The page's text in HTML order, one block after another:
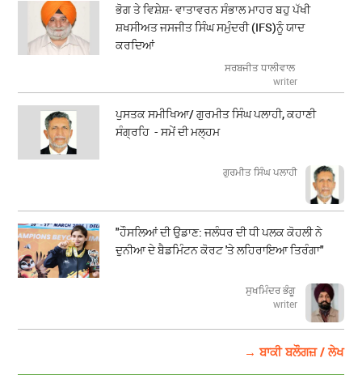
ਭੋਗ ਤੇ ਵਿਸ਼ੇਸ਼- ਵਾਤਾਵਰਨ ਸੰਭਾਲ ਮਾਹਰ ਬਹੁ ਪੱਖੀ
ਸ਼ਖਸੀਅਤ ਜਸਜੀਤ ਸਿੰਘ ਸਮੁੰਦਰੀ (IFS)ਨੂੰ ਯਾਦ
ਕਰਦਿਆਂ
ਸਰਬਜੀਤ ਧਾਲੀਵਾਲ
writer
ਪੁਸਤਕ ਸਮੀਖਿਆ/ ਗੁਰਮੀਤ ਸਿੰਘ ਪਲਾਹੀ, ਕਹਾਣੀ
ਸੰਗ੍ਰਹਿ - ਸਮੇਂ ਦੀ ਮਲ੍ਹਮ
ਗੁਰਮੀਤ ਸਿੰਘ ਪਲਾਹੀ
"ਹੌਸਲਿਆਂ ਦੀ ਉਡਾਣ: ਜਲੰਧਰ ਦੀ ਧੀ ਪਲਕ ਕੋਹਲੀ ਨੇ
ਦੁਨੀਆ ਦੇ ਬੈਡਮਿੰਟਨ ਕੋਰਟ 'ਤੇ ਲਹਿਰਾਇਆ ਤਿਰੰਗਾ"
ਸੁਖਮਿੰਦਰ ਭੰਗੂ
writer
→ ਬਾਕੀ ਬਲੌਗਜ਼ / ਲੇਖ